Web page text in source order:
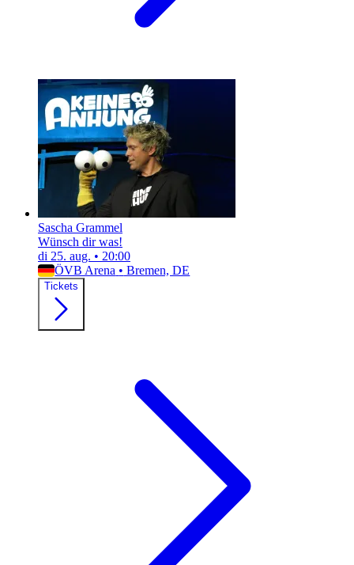
Sascha Grammel
Wünsch dir was!
di 25. aug. • 20:00
ÖVB Arena • Bremen, DE
Tickets